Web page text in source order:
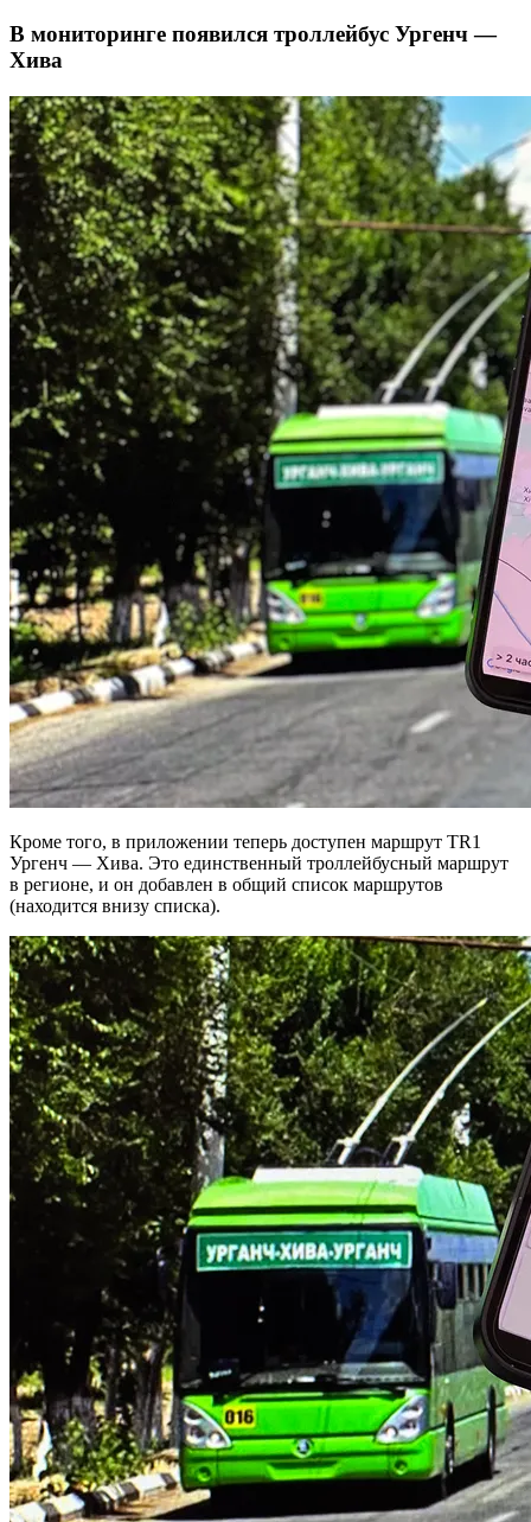
В мониторинге появился троллейбус Ургенч —
Хива
Кроме того, в приложении теперь доступен маршрут TR1
Ургенч — Хива. Это единственный троллейбусный маршрут
в регионе, и он добавлен в общий список маршрутов
(находится внизу списка).